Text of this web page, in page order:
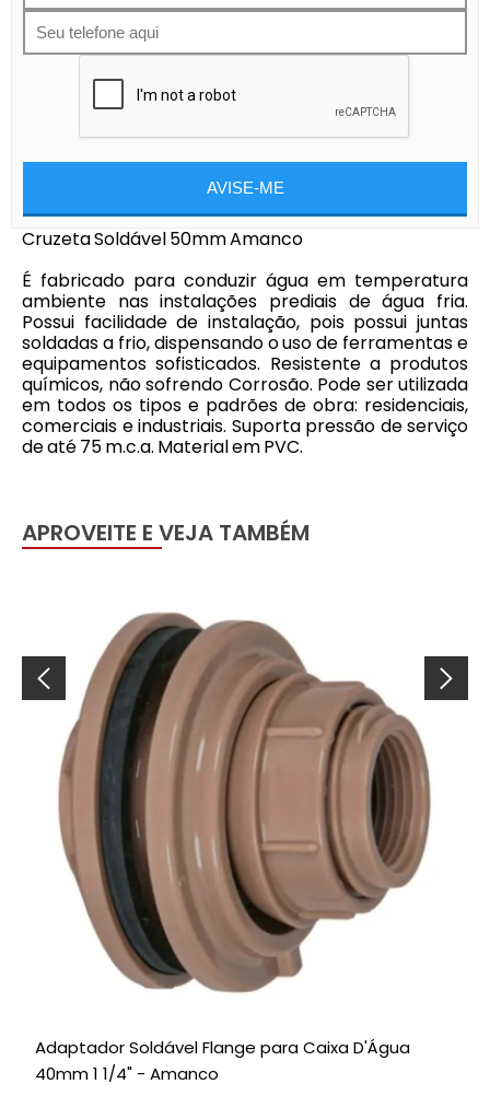
AVISE-ME
Cruzeta Soldável 50mm Amanco
É fabricado para conduzir água em temperatura
ambiente nas instalações prediais de água fria.
Possui facilidade de instalação, pois possui juntas
soldadas a frio, dispensando o uso de ferramentas e
equipamentos sofisticados. Resistente a produtos
químicos, não sofrendo Corrosão. Pode ser utilizada
em todos os tipos e padrões de obra: residenciais,
comerciais e industriais. Suporta pressão de serviço
de até 75 m.c.a. Material em PVC.
APROVEITE E VEJA TAMBÉM
Adaptador Soldável Flange para Caixa D'Água
40mm 1 1/4" - Amanco